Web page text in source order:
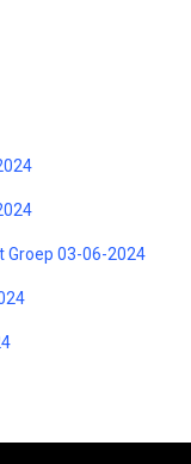
Groep 03-06-2024